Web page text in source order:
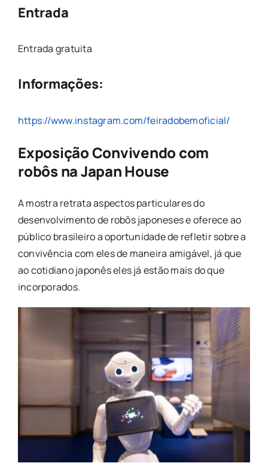
Entrada
Entrada gratuita
Informações:
https://www.instagram.com/feiradobemoficial/
Exposição Convivendo com
robôs na Japan House
A mostra retrata aspectos particulares do
desenvolvimento de robôs japoneses e oferece ao
público brasileiro a oportunidade de refletir sobre a
convivência com eles de maneira amigável, já que
ao cotidiano japonês eles já estão mais do que
incorporados.